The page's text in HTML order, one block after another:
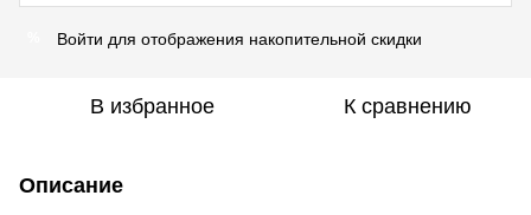
Войти для отображения накопительной скидки
В избранное К сравнению
Описание